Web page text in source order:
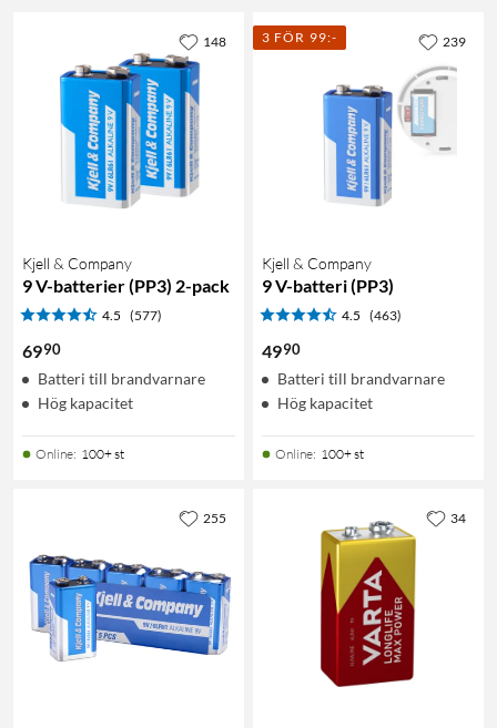
Kjell & Company
9 V-batterier (PP3) 2-pack
4.5 (577)
6990
Batteri till brandvarnare
Hög kapacitet
Online: 100+ st
148 3 FÖR 99:-
Kjell & Company
9 V-batteri (PP3)
4.5 (463)
4990
Batteri till brandvarnare
Hög kapacitet
Online: 100+ st
239
255 34